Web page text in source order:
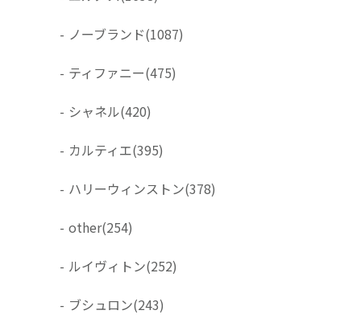
- ノーブランド(1087)
- ティファニー(475)
- シャネル(420)
- カルティエ(395)
- ハリーウィンストン(378)
- other(254)
- ルイヴィトン(252)
- ブシュロン(243)